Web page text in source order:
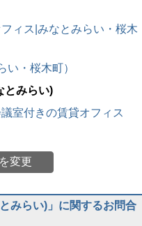
ィス|みなとみらい・桜木
い・桜木町）
とみらい)
室付きの賃貸オフィス
変更
みらい)」に関するお問合